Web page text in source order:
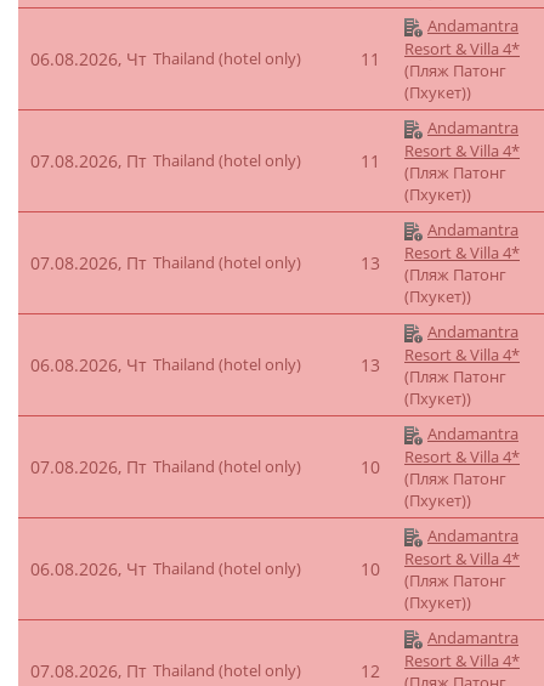
06.08.2026, Чт Thailand (hotel only) 11
Andamantra
Resort & Villa 4*
(Пляж Патонг
(Пхукет))
07.08.2026, Пт Thailand (hotel only) 11
Andamantra
Resort & Villa 4*
(Пляж Патонг
(Пхукет))
07.08.2026, Пт Thailand (hotel only) 13
Andamantra
Resort & Villa 4*
(Пляж Патонг
(Пхукет))
06.08.2026, Чт Thailand (hotel only) 13
Andamantra
Resort & Villa 4*
(Пляж Патонг
(Пхукет))
07.08.2026, Пт Thailand (hotel only) 10
Andamantra
Resort & Villa 4*
(Пляж Патонг
(Пхукет))
06.08.2026, Чт Thailand (hotel only) 10
Andamantra
Resort & Villa 4*
(Пляж Патонг
(Пхукет))
07.08.2026, Пт Thailand (hotel only) 12
Andamantra
Resort & Villa 4*